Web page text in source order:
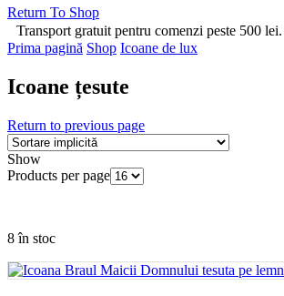
Return To Shop
Transport gratuit pentru comenzi peste 500 lei.
Prima pagină Shop Icoane de lux
Icoane țesute
Return to previous page
Show
Products per page
8 în stoc